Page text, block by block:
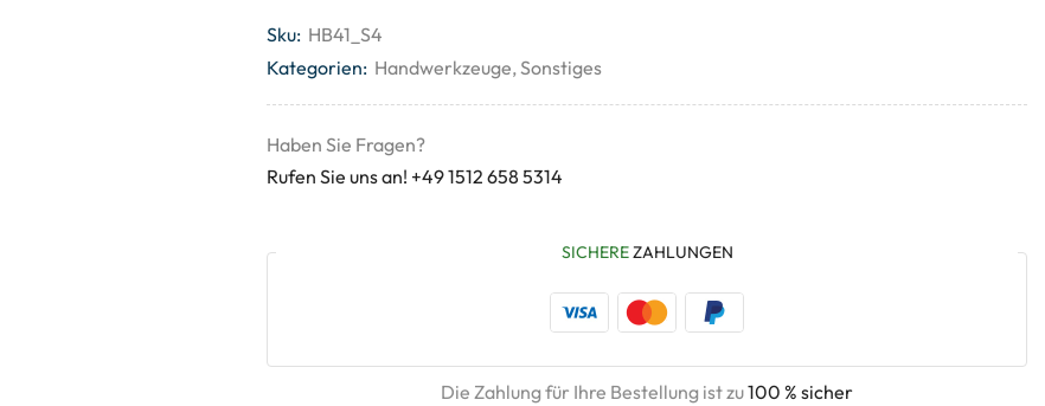
Sku: HB41_S4
Kategorien: Handwerkzeuge,Sonstiges
Haben Sie Fragen?
Rufen Sie uns an! +49 1512 658 5314
SICHEREZAHLUNGEN
Die Zahlung für Ihre Bestellung ist zu100 % sicher